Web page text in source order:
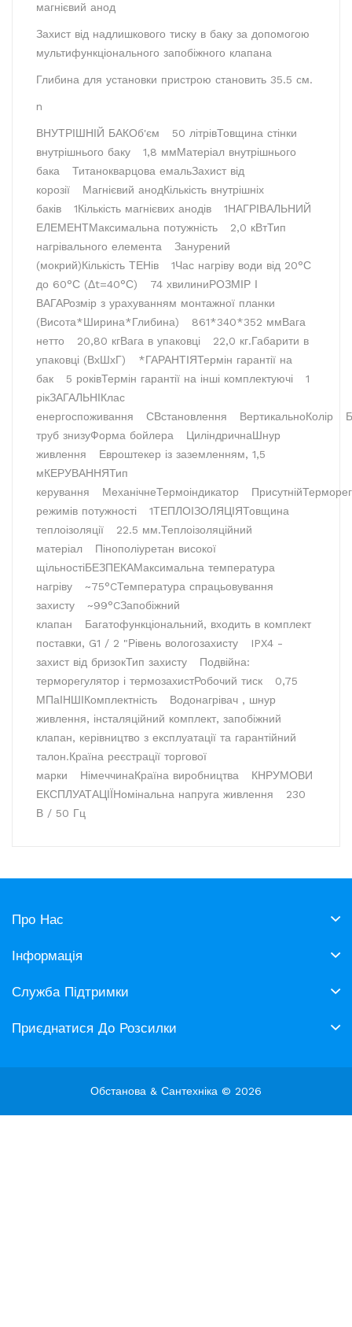
магнієвий анод
Захист від надлишкового тиску в баку за допомогою
мультифункціонального запобіжного клапана
Глибина для установки пристрою становить 35.5 см.
n
ВНУТРІШНІЙ БАКОб'єм 50 літрівТовщина стінки
внутрішнього баку
1,8 ммМатеріал внутрішнього
бака
Титанокварцова емальЗахист від
корозії
Магнієвий анодКількість внутрішніх
баків
1Кількість магнієвих анодів 1НАГРІВАЛЬНИЙ
ЕЛЕМЕНТМаксимальна потужність 2,0 кВтТип
нагрівального елемента
Занурений
(мокрий)Кількість ТЕНів 1Час нагріву води від 20°С
до 60°С (Δt=40°С)
74 хвилиниРОЗМІР І
ВАГАРозмір з урахуванням монтажної планки
(Висота*Ширина*Глибина)
861*340*352 ммВага
нетто
20,80 кгВага в упаковці 22,0 кг.Габарити в
упаковці (ВхШхГ)
*ГАРАНТІЯТермін гарантії на
бак
5 роківТермін гарантії на інші комплектуючі
1
рікЗАГАЛЬНІКлас
енергоспоживання
СВстановлення ВертикальноКолір
труб знизуФорма бойлера ЦиліндричнаШнур
живлення
Евроштекер із заземленням, 1,5
мКЕРУВАННЯТип
керування
МеханічнеТермоіндикатор Присутній
режимів потужності
1ТЕПЛОІЗОЛЯЦІЯТовщина
теплоізоляції
22.5 мм.Теплоізоляційний
матеріал
Пінополіуретан високої
щільностіБЕЗПЕКАМаксимальна температура
нагріву
~75°CТемпература спрацьовування
захисту
~99°CЗапобіжний
клапан
Багатофункціональний, входить в комплект
поставки, G1 / 2 "Рівень вологозахисту
IPX4 -
захист від бризокТип захисту
Подвійна:
терморегулятор і термозахистРобочий тиск
0,75
МПаІНШІКомплектність
Водонагрівач , шнур
живлення, інсталяційний комплект, запобіжний
клапан, керівництво з експлуатації та гарантійний
талон.Країна реєстрації торгової
марки
НімеччинаКраїна виробництва КНРУМОВИ
ЕКСПЛУАТАЦІЇНомінальна напруга живлення
230
В / 50 Гц
Про Нас
Інформація
Служба Підтримки
Приєднатися До Розсилки
Обстанова & Сантехніка © 2026